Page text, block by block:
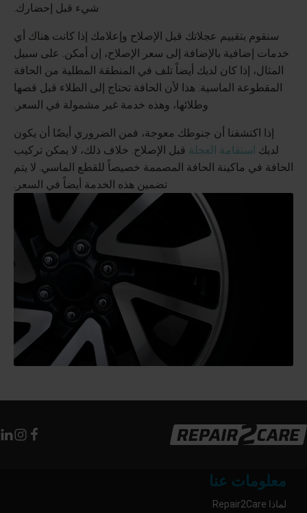
شيء قبل إحضارك.
سنقوم بتقييم عجلاتك قبل الإصلاح وإعلامك إذا كانت هناك أي
خدمات إضافية بالإضافة إلى سعر الإصلاح، إن أمكن. على سبيل
المثال، إذا كان لديك أيضاً تلف في المنطقة المطلية من الحافة
المقطوعة الماسية. هذا لأن الحافة تحتاج إلى الطلاء قبل قصها
وطلائها، وهذه خدمة غير مشمولة في السعر.
إذا اكتشفنا أن جنوطك معوجة، فمن الضروري أيضًا أن يكون
لديك استقامة العجلة قبل الإصلاح. خلاف ذلك، لا يمكن تركيب
الحافة في ماكينة الحافة المصممة خصيصاً للقطع الماسي. لا يتم
تضمين هذه الخدمة أيضاً في السعر.
معلومات عنا
لماذا Repair2Care